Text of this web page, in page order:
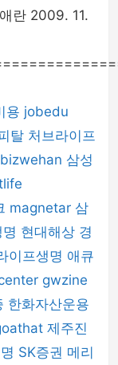
란 2009. 11.
용 jobedu
탈 처브라이프
bizwehan 삼성
magnetar 삼
현대해상 경
이프생명 애큐
gwzine
한화자산운용
제주진
SK증권 메리